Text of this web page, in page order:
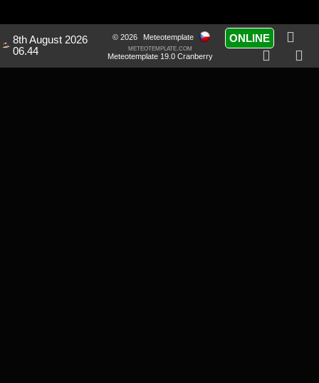
8th August 2026
06.44
© 2026
Meteotemplate
meteotemplate.com
Meteotemplate 19.0 Cranberry
ONLINE